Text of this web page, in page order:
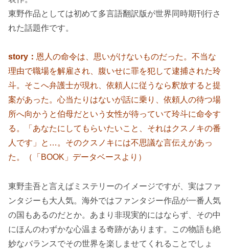
東野作品としては初めて多言語翻訳版が世界同時期刊行さ
れた話題作です。
story： 恩人の命令は、思いがけないものだった。不当な
理由で職場を解雇され、腹いせに罪を犯して逮捕された玲
斗。そこへ弁護士が現れ、依頼人に従うなら釈放すると提
案があった。心当たりはないが話に乗り、依頼人の待つ場
所へ向かうと伯母だという女性が待っていて玲斗に命令す
る。「あなたにしてもらいたいこと、それはクスノキの番
人です」と…。そのクスノキには不思議な言伝えがあっ
た。（「BOOK」データベースより）
東野圭吾と言えばミステリーのイメージですが、実はファ
ンタジーも大人気。海外ではファンタジー作品が一番人気
の国もあるのだとか。あまり非現実的にはならず、その中
にほんのわずかな心温まる奇跡があります。この物語も絶
妙なバランスでその世界を楽しませてくれることでしょ